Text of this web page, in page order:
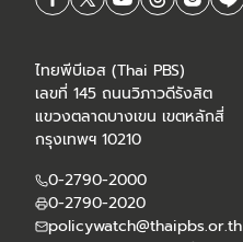
ไทยพีบีเอส (Thai PBS)
เลขที่ 145 ถนนวิภาวดีรังสิต
แขวงตลาดบางเขน เขตหลักสี่
กรุงเทพฯ 10210
0-2790-2000
0-2790-2020
policywatch@thaipbs.or.th